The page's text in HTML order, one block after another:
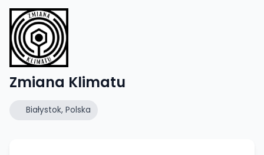
Zmiana Klimatu
Białystok, Polska